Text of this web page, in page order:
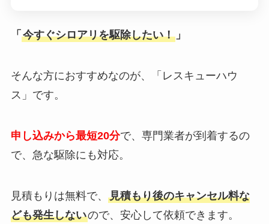
「 今すぐシロアリを駆除したい！」
そんな方におすすめなのが、「レスキューハウ
ス」です。
申し込みから最短20分で、専門業者が到着するの
で、急な駆除にも対応。
見積もりは無料で、 見積もり後のキャンセル料な
ども発生しないので、安心して依頼できます。